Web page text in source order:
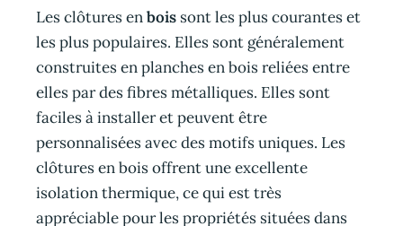
dépression Poignée
ergonomique avec
commandes intégrées
Fenetre de contrôle
d’huile du réducteur
Soupape de ventilation
Forets 100 / 150 / 200
mm Longueur des forets
800 mm Données
techniques Type
d’appareil tariere
thermique Moteur deux
Les clôtures enbois sont les plus courantes et
les plus populaires. Elles sont généralement
construites en planches en bois reliées entre
elles par des fibres métalliques. Elles sont
faciles à installer et peuvent être
personnalisées avec des motifs uniques. Les
clôtures en bois offrent une excellente
isolation thermique, ce qui est très
appréciable pour les propriétés situées dans